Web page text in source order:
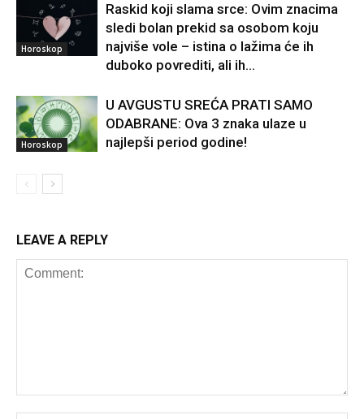
Horoskop
Raskid koji slama srce: Ovim znacima
sledi bolan prekid sa osobom koju
najviše vole – istina o lažima će ih
duboko povrediti, ali ih...
Horoskop
U AVGUSTU SREĆA PRATI SAMO
ODABRANE: Ova 3 znaka ulaze u
najlepši period godine!
LEAVE A REPLY